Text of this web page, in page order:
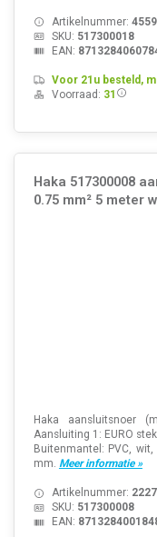
Artikelnummer:
SKU: 517300018
EAN:
Voor 21u besteld,
Voorraad: 31
Haka 517300008
0.75 mm² 5 meter
Haka aansluitsnoer
Aansluiting 1: EURO
Buitenmantel: PVC,
mm. Meer informatie »
Artikelnummer:
SKU: 517300008
EAN: